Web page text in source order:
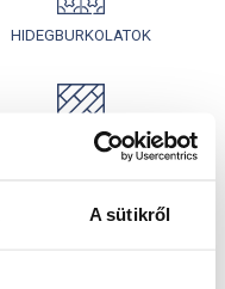
A sütikről
HIDEGBURKOLATOK
LAMINÁLT